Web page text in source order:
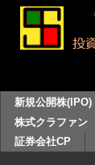
新規公開株(IPO)
株式クラファン
証券会社CP